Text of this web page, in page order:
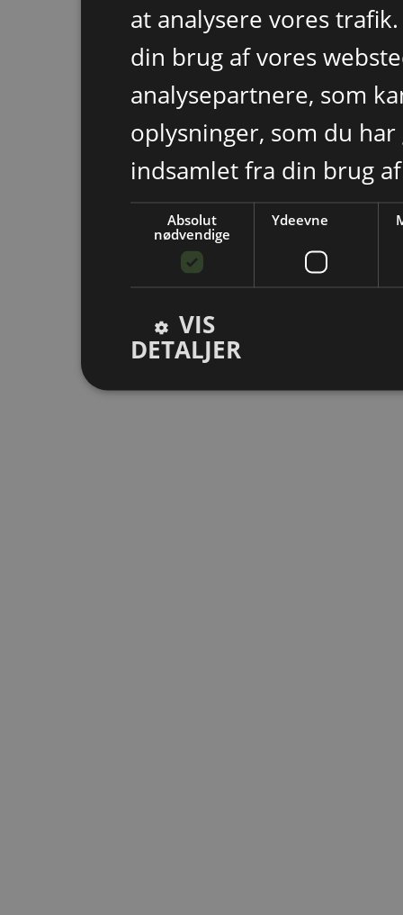
at analysere vores
din brug af vores
analysepartnere, som
oplysninger, som du
indsamlet fra din brug
Absolut
nødvendige
Ydeevne
VIS
DETALJER